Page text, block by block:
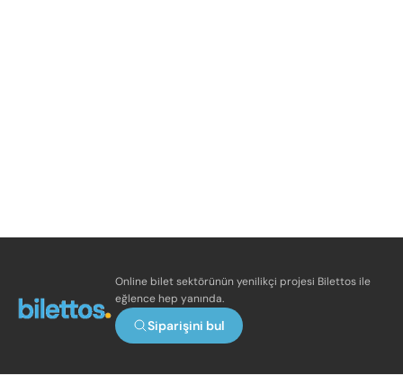
Online bilet sektörünün yenilikçi projesi Bilettos ile
eğlence hep yanında.
Siparişini bul